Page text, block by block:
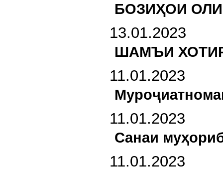
БОЗИҲОИ
13.01.2023
ШАМЪИ
11.01.2023
11.01.2023
Санаи
11.01.2023